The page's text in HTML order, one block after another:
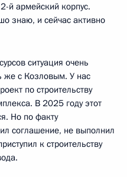
й армейский корпус.
знаю, и сейчас активно
ситуация очень
же с Козловым. У нас
по строительству
В 2025 году этот
Но по факту
соглашение, не выполнил
к строительству